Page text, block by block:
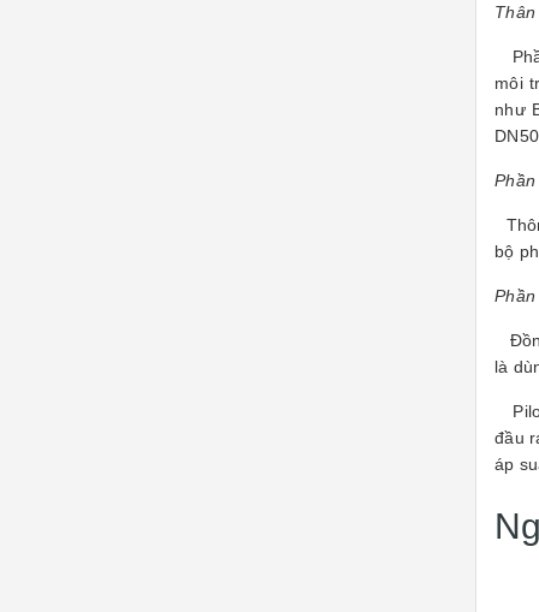
môi
như
bộ
là
đầu
áp